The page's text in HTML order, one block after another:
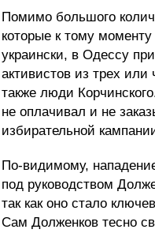
Помимо большого
которые к тому
украински, в Одессу
активистов из трех
также люди
не оплачивал и не
избирательной
По-видимому,
под руководством
так как оно стало
Сам Долженков тесно